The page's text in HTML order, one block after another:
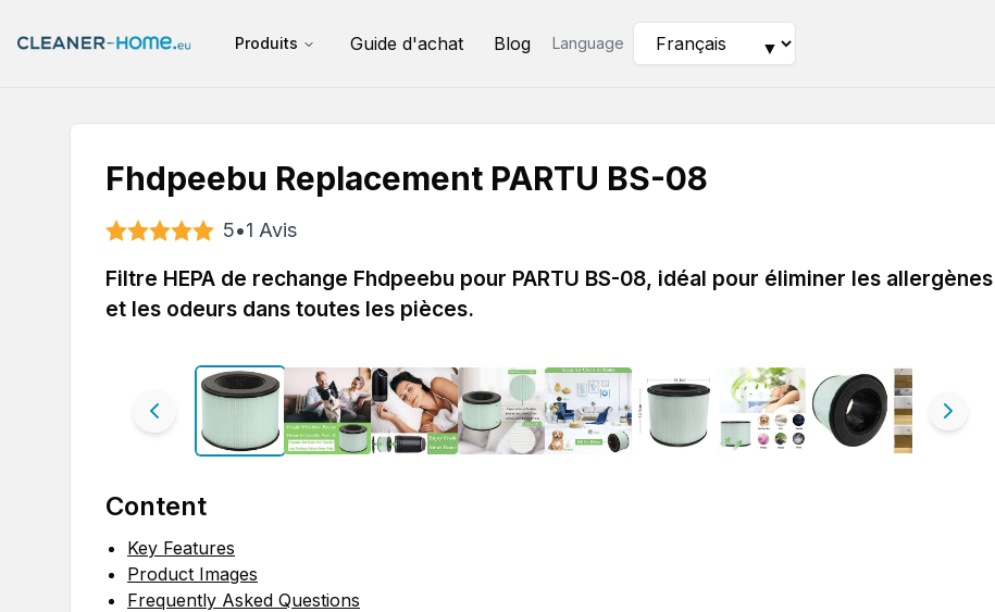
Produits Guide d'achat Blog Language ▼
Fhdpeebu Replacement PARTU BS-08
5•1 Avis
Filtre HEPA de rechange Fhdpeebu pour PARTU BS-08, idéal pour éliminer les allergènes
et les odeurs dans toutes les pièces.
Content
Key Features
Product Images
Frequently Asked Questions